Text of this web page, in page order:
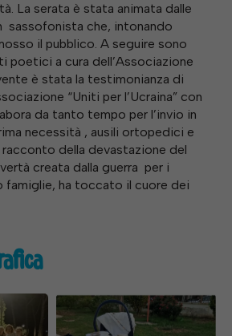
La serata è stata animata dalle
sassofonista che, intonando
il pubblico. A seguire sono
a cura dell’Associazione
è stata la testimonianza di
“Uniti per l’Ucraina” con
da tanto tempo per l’invio in
necessità , ausili ortopedici e
racconto della devastazione del
creata dalla guerra per i
famiglie, ha toccato il cuore dei